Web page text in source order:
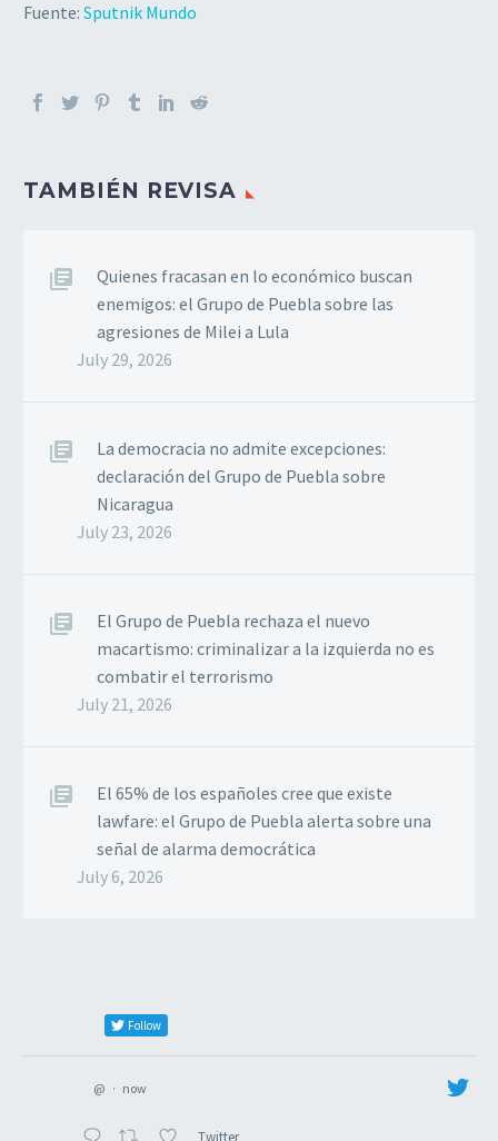
Fuente: Sputnik Mundo
TAMBIÉN REVISA
Quienes fracasan en lo económico buscan
enemigos: el Grupo de Puebla sobre las
agresiones de Milei a Lula
July 29, 2026
La democracia no admite excepciones:
declaración del Grupo de Puebla sobre
Nicaragua
July 23, 2026
El Grupo de Puebla rechaza el nuevo
macartismo: criminalizar a la izquierda no es
combatir el terrorismo
July 21, 2026
El 65% de los españoles cree que existe
lawfare: el Grupo de Puebla alerta sobre una
señal de alarma democrática
July 6, 2026
Follow
@ · now
Twitter